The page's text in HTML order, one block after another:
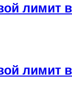
лимит в
лимит в